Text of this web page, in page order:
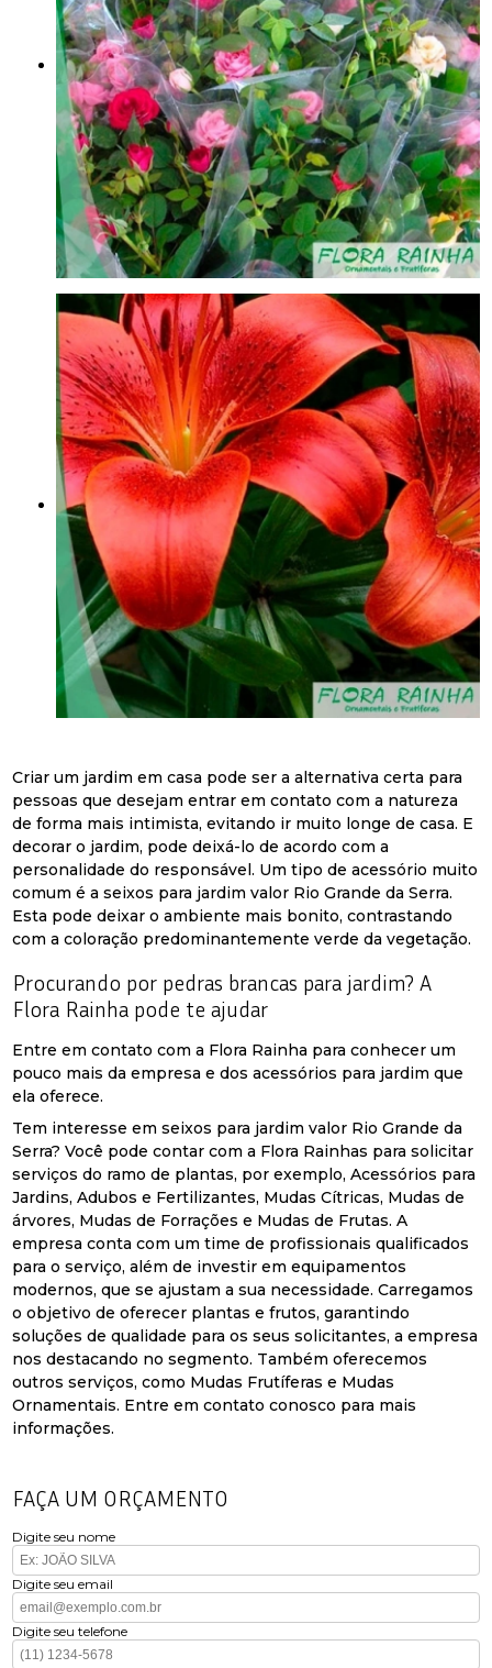
Criar um jardim em casa pode ser a alternativa certa para
pessoas que desejam entrar em contato com a natureza
de forma mais intimista, evitando ir muito longe de casa. E
decorar o jardim, pode deixá-lo de acordo com a
personalidade do responsável. Um tipo de acessório muito
comum é a seixos para jardim valor Rio Grande da Serra.
Esta pode deixar o ambiente mais bonito, contrastando
com a coloração predominantemente verde da vegetação.
Procurando por pedras brancas para jardim? A
Flora Rainha pode te ajudar
Entre em contato com a Flora Rainha para conhecer um
pouco mais da empresa e dos acessórios para jardim que
ela oferece.
Tem interesse em seixos para jardim valor Rio Grande da
Serra? Você pode contar com a Flora Rainhas para solicitar
serviços do ramo de plantas, por exemplo, Acessórios para
Jardins, Adubos e Fertilizantes, Mudas Cítricas, Mudas de
árvores, Mudas de Forrações e Mudas de Frutas. A
empresa conta com um time de profissionais qualificados
para o serviço, além de investir em equipamentos
modernos, que se ajustam a sua necessidade. Carregamos
o objetivo de oferecer plantas e frutos, garantindo
soluções de qualidade para os seus solicitantes, a empresa
nos destacando no segmento. Também oferecemos
outros serviços, como Mudas Frutíferas e Mudas
Ornamentais. Entre em contato conosco para mais
informações.
FAÇA UM ORÇAMENTO
Digite seu nome
Digite seu email
Digite seu telefone